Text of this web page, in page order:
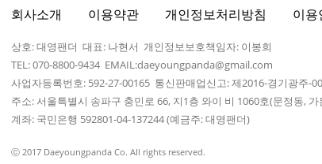
회사소개 이용약관 개인정보처리방침 이용
상호: 대영팬더 대표: 나현서 개인정보보호책임자: 이봉희
TEL: 070-8800-9434 EMAIL:daeyoungpanda@gmail.com
사업자등록번호: 592-27-00165 통신판매업신고: 제2016-경기광주-
주소: 서울특별시 송파구 충민로 66, 지1층 와이 비 1060호(문정동,
계좌: 국민은행 592801-04-137244 (예금주: 대영팬더)
ⓒ 2017 Daeyoungpanda Co. All rights reserved.